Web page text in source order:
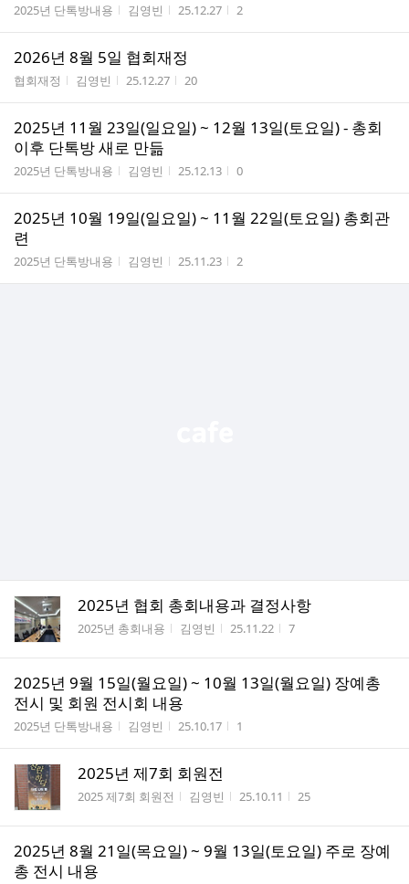
게시판명
2025년 단톡방내용 작성자
김영빈 작성시간
25.12.27 조회수
2
2026년 8월 5일 협회재정
게시판명
협회재정 작성자
김영빈 작성시간
25.12.27 조회수
20
2025년 11월 23일(일요일) ~ 12월 13일(토요일) - 총회
이후 단톡방 새로 만듦
게시판명
2025년 단톡방내용 작성자
김영빈 작성시간
25.12.13 조회수
0
2025년 10월 19일(일요일) ~ 11월 22일(토요일) 총회관
련
게시판명
2025년 단톡방내용 작성자
김영빈 작성시간
25.11.23 조회수
2
2025년 협회 총회내용과 결정사항
게시판명
2025년 총회내용 작성자
김영빈 작성시간
25.11.22 조회수
7
2025년 9월 15일(월요일) ~ 10월 13일(월요일) 장예총
전시 및 회원 전시회 내용
게시판명
2025년 단톡방내용 작성자
김영빈 작성시간
25.10.17 조회수
1
2025년 제7회 회원전
게시판명
2025 제7회 회원전 작성자
김영빈 작성시간
25.10.11 조회수
25
2025년 8월 21일(목요일) ~ 9월 13일(토요일) 주로 장예
총 전시 내용